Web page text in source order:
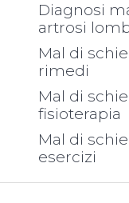
Diagnosi
artrosi
Mal di
rimedi
Mal di
fisioterapia
Mal di
esercizi